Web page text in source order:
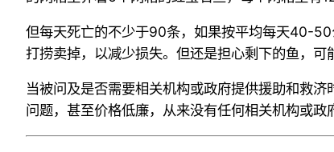
但每天死亡的不少于90条，如果按平均每天40-50
打捞卖掉，以减少损失。但还是担心剩下的鱼 ，可
当被问及是否需要相关机构或政府提供援助和救济
问题， 甚至价格低廉， 从来没有任何相关机构或政